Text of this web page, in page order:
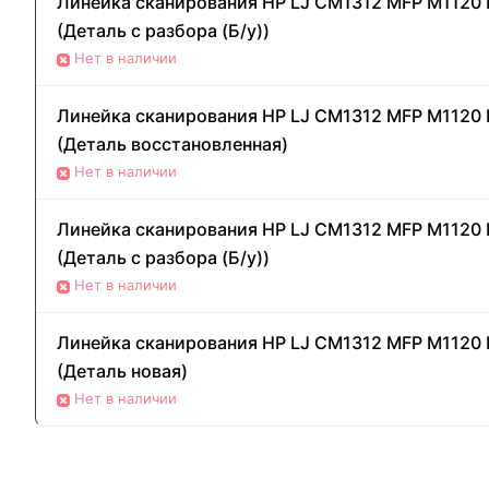
(Деталь с разбора (Б/у))
Нет в наличии
Линейка сканирования HP LJ CM1312 MFP
(Деталь восстановленная)
Нет в наличии
Линейка сканирования HP LJ CM1312 MFP
(Деталь с разбора (Б/у))
Нет в наличии
Линейка сканирования HP LJ CM1312 MFP
(Деталь новая)
Нет в наличии